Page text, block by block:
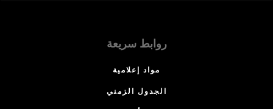
روابط سريعة
مواد إعلامية
الجدول الزمني